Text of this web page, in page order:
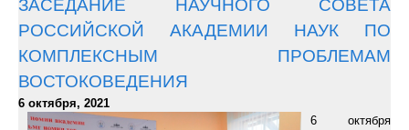
ЗАСЕДАНИЕ НАУЧНОГО СОВЕТА
РОССИЙСКОЙ АКАДЕМИИ НАУК ПО
КОМПЛЕКСНЫМ ПРОБЛЕМАМ
ВОСТОКОВЕДЕНИЯ
6 октября, 2021
6 октября